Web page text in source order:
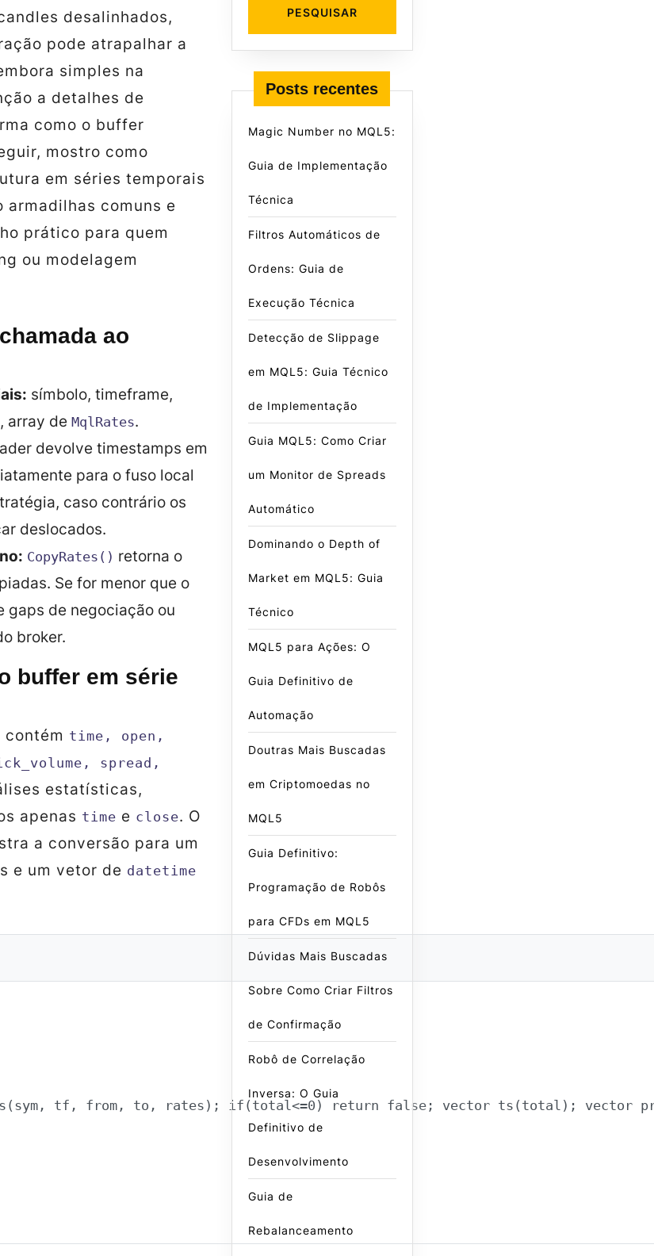
desalinhados,
pode atrapalhar a
simples na
a detalhes de
como o buffer
mostro como
em séries temporais
comuns e
prático para quem
ou modelagem
ao
símbolo, timeframe,
array de MqlRates.
devolve timestamps em
para o fuso local
caso contrário os
deslocados.
CopyRates() retorna o
Se for menor que o
gaps de negociação ou
broker.
buffer em série
contém time, open,
spread,
estatísticas,
apenas time e close. O
a conversão para um
e um vetor de datetime
tf, from, to, rates); if(total<=0) return false; vector ts(total); vector
Posts recentes
Magic Number no MQL5:
Guia de Implementação
Técnica
Filtros Automáticos de
Ordens: Guia de
Execução Técnica
Detecção de Slippage
em MQL5: Guia Técnico
de Implementação
Guia MQL5: Como Criar
um Monitor de Spreads
Automático
Dominando o Depth of
Market em MQL5: Guia
Técnico
MQL5 para Ações: O
Guia Definitivo de
Automação
Doutras Mais Buscadas
em Criptomoedas no
MQL5
Guia Definitivo:
Programação de Robôs
para CFDs em MQL5
Dúvidas Mais Buscadas
Sobre Como Criar Filtros
de Confirmação
Robô de Correlação
Inversa: O Guia
Definitivo de
Desenvolvimento
Guia de
Rebalanceamento